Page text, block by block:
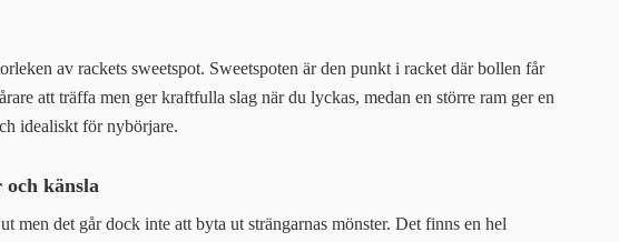
av rackets sweetspot. Sweetspoten är den punkt i racket där bollen får
att träffa men ger kraftfulla slag när du lyckas, medan en större ram ger en
idealiskt för nybörjare.
och känsla
men det går dock inte att byta ut strängarnas mönster. Det finns en hel